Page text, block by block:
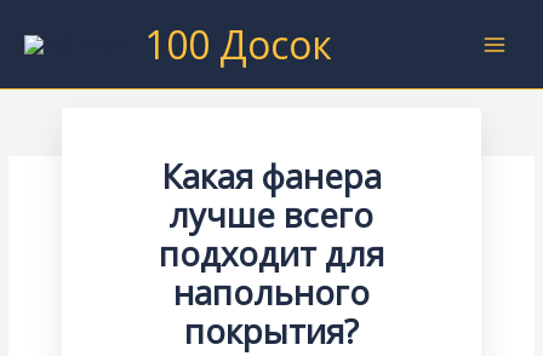
100 Досок
Какая фанера
лучше всего
подходит для
напольного
покрытия?